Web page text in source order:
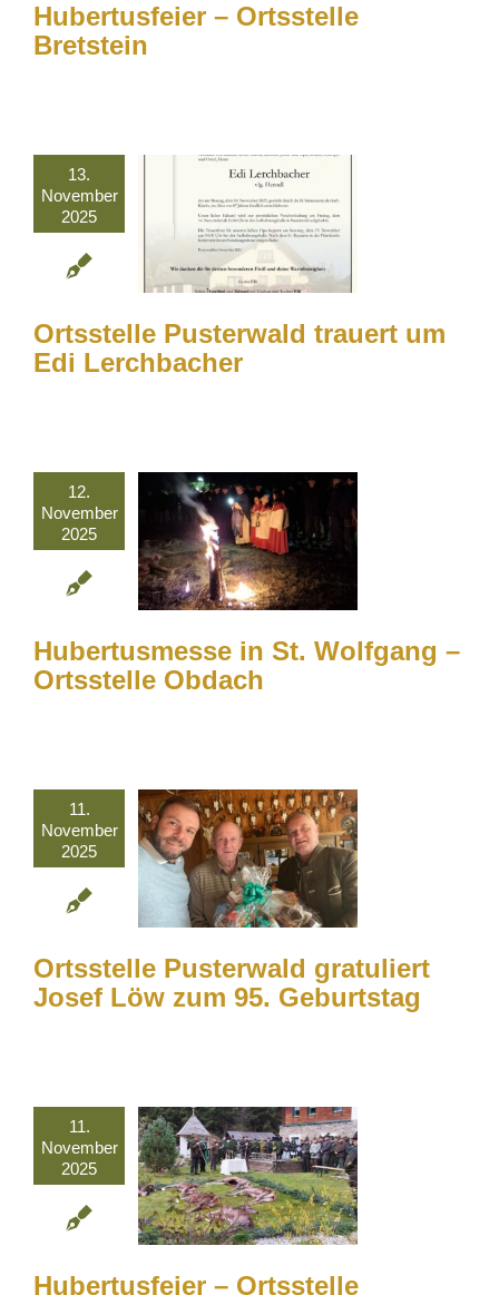
Hubertusfeier – Ortsstelle
Bretstein
13.
November
2025
Ortsstelle Pusterwald trauert um
Edi Lerchbacher
12.
November
2025
Hubertusmesse in St. Wolfgang –
Ortsstelle Obdach
11.
November
2025
Ortsstelle Pusterwald gratuliert
Josef Löw zum 95. Geburtstag
11.
November
2025
Hubertusfeier – Ortsstelle